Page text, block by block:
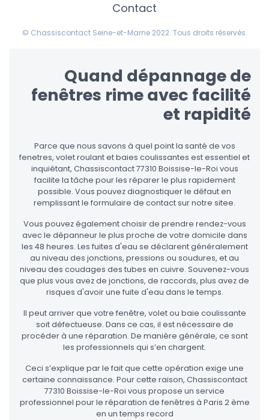
Contact
© Chassiscontact Seine-et-Marne 2022. Tous droits réservés.
Quand dépannage de
fenêtres rime avec facilité
et rapidité
Parce que nous savons à quel point la santé de vos
fenetres, volet roulant et baies coulissantes est essentiel et
inquiétant, Chassiscontact 77310 Boissise-le-Roi vous
facilite la tâche pour les réparer le plus rapidement
possible. Vous pouvez diagnostiquer le défaut en
remplissant le formulaire de contact sur notre sitee.
Vous pouvez également choisir de prendre rendez-vous
avec le dépanneur le plus proche de votre domicile dans
les 48 heures. Les fuites d'eau se déclarent généralement
au niveau des jonctions, pressions ou soudures, et au
niveau des coudages des tubes en cuivre. Souvenez-vous
que plus vous avez de jonctions, de raccords, plus avez de
risques d'avoir une fuite d'eau dans le temps.
Il peut arriver que votre fenêtre, volet ou baie coulissante
soit défectueuse. Dans ce cas, il est nécessaire de
procéder à une réparation. De manière générale, ce sont
les professionnels qui s’en chargent.
Ceci s’explique par le fait que cette opération exige une
certaine connaissance. Pour cette raison, Chassiscontact
77310 Boissise-le-Roi vous propose un service
professionnel pour le réparation de fenêtres à Paris 2 ème
en un temps record